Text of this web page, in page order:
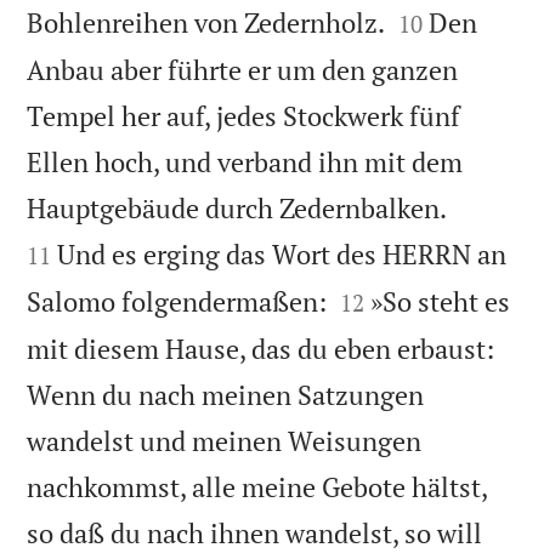
Bohlenreihen von Zedernholz. 

10 Den
Anbau aber führte er um den ganzen
Tempel her auf, jedes Stockwerk fünf
Ellen hoch, und verband ihn mit dem
Hauptgebäude durch Zedernbalken.
11 Und es erging das Wort des HERRN an
Salomo folgendermaßen: 

12 »So steht es
mit diesem Hause, das du eben erbaust:
Wenn du nach meinen Satzungen
wandelst und meinen Weisungen
nachkommst, alle meine Gebote hältst,
so daß du nach ihnen wandelst, so will